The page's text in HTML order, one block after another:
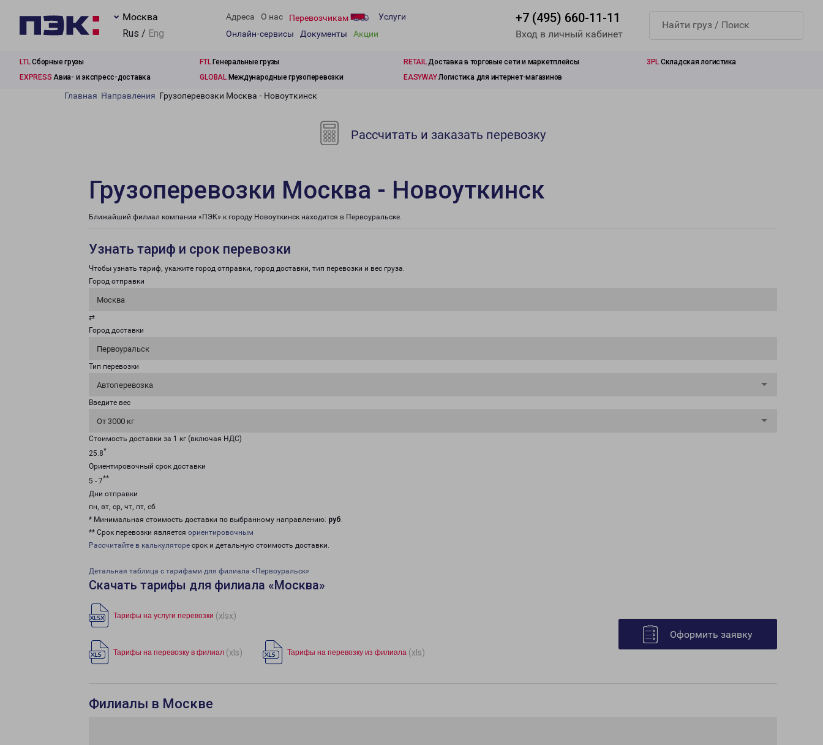
Москва
Rus / Eng
Адреса О нас Перевозчикам
Услуги
Онлайн-сервисы
Документы Акции
+7 (495) 660-11-11
Вход в личный кабинет
LTLСборные грузы FTLГенеральные грузы RETAILДоставка в торговые сети и маркетплейсы 3PL Складская логистика
EXPRESS Авиа- и экспресс-доставка GLOBALМеждународные грузоперевозки EASYWAYЛогистика для интернет-магазинов
Главная Направления Грузоперевозки Москва - Новоуткинск
Рассчитать и заказать перевозку
Грузоперевозки Москва - Новоуткинск
Ближайший филиал компании «ПЭК» к городу Новоуткинск находится в Первоуральске.
Узнать тариф и срок перевозки
Чтобы узнать тариф, укажите город отправки, город доставки, тип перевозки и вес груза.
Город отправки
Москва
⇄
Город доставки
Первоуральск
Тип перевозки
Автоперевозка
Введите вес
От 3000 кг
Стоимость доставки за 1 кг (включая НДС)
25.8*
Ориентировочный срок доставки
5 - 7**
Дни отправки
пн, вт, ср, чт, пт, сб
* Минимальная стоимость доставки по выбранному направлению: руб.
** Срок перевозки является ориентировочным
Рассчитайте в калькуляторе срок и детальную стоимость доставки.
Детальная таблица с тарифами для филиала «Первоуральск»
Скачать тарифы для филиала «Москва»
Тарифы на услуги перевозки (xlsx)
Тарифы на перевозку в филиал (xls) Тарифы на перевозку из филиала (xls)
Оформить заявку
Филиалы в Москве